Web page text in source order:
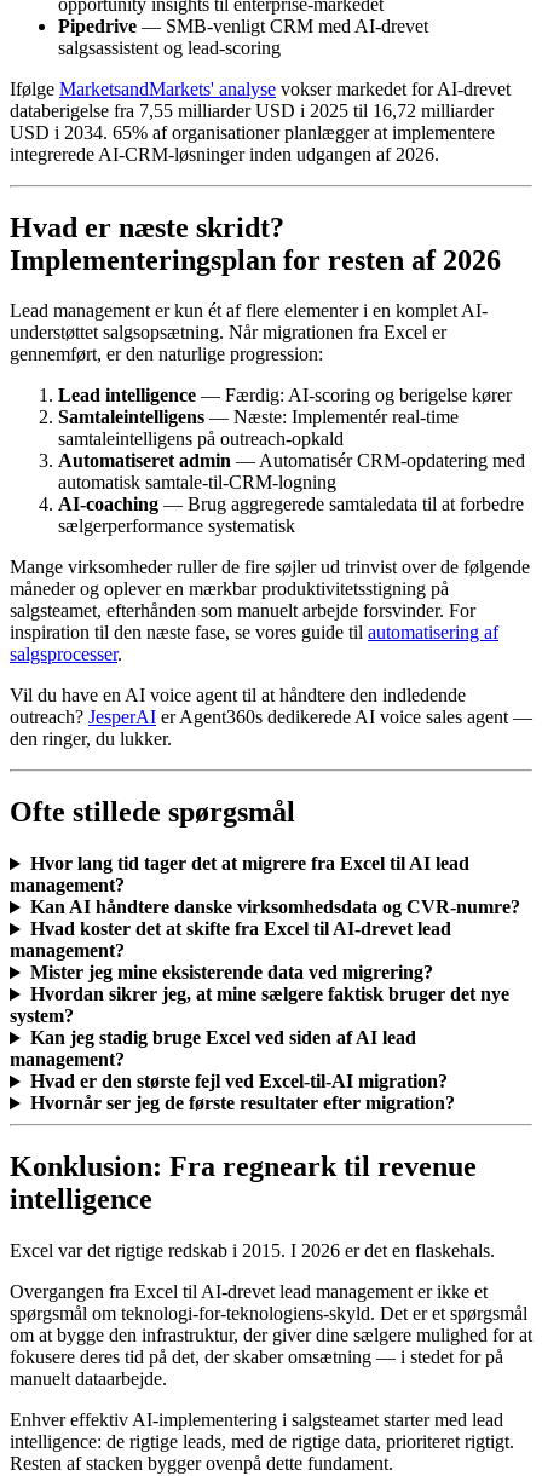
Pipedrive — SMB-venligt CRM med AI-drevet
salgsassistent og lead-scoring
Ifølge MarketsandMarkets' analyse vokser markedet for AI-drevet
databerigelse fra 7,55 milliarder USD i 2025 til 16,72 milliarder
USD i 2034. 65% af organisationer planlægger at implementere
integrerede AI-CRM-løsninger inden udgangen af 2026.
Hvad er næste skridt?
Implementeringsplan for resten af 2026
Lead management er kun ét af flere elementer i en komplet AI-
understøttet salgsopsætning. Når migrationen fra Excel er
gennemført, er den naturlige progression:
Lead intelligence — Færdig: AI-scoring og berigelse kører
Samtaleintelligens — Næste: Implementér real-time
samtaleintelligens på outreach-opkald
Automatiseret admin — Automatisér CRM-opdatering med
automatisk samtale-til-CRM-logning
AI-coaching — Brug aggregerede samtaledata til at forbedre
sælgerperformance systematisk
Mange virksomheder ruller de fire søjler ud trinvist over de følgende
måneder og oplever en mærkbar produktivitetsstigning på
salgsteamet, efterhånden som manuelt arbejde forsvinder. For
inspiration til den næste fase, se vores guide til automatisering af
salgsprocesser.
Vil du have en AI voice agent til at håndtere den indledende
outreach? JesperAI er Agent360s dedikerede AI voice sales agent —
den ringer, du lukker.
Ofte stillede spørgsmål
Hvor lang tid tager det at migrere fra Excel til AI lead
management?
Kan AI håndtere danske virksomhedsdata og CVR-numre?
Hvad koster det at skifte fra Excel til AI-drevet lead
management?
Mister jeg mine eksisterende data ved migrering?
Hvordan sikrer jeg, at mine sælgere faktisk bruger det nye
system?
Kan jeg stadig bruge Excel ved siden af AI lead
management?
Hvad er den største fejl ved Excel-til-AI migration?
Hvornår ser jeg de første resultater efter migration?
Konklusion: Fra regneark til revenue
intelligence
Excel var det rigtige redskab i 2015. I 2026 er det en flaskehals.
Overgangen fra Excel til AI-drevet lead management er ikke et
spørgsmål om teknologi-for-teknologiens-skyld. Det er et spørgsmål
om at bygge den infrastruktur, der giver dine sælgere mulighed for at
fokusere deres tid på det, der skaber omsætning — i stedet for på
manuelt dataarbejde.
Enhver effektiv AI-implementering i salgsteamet starter med lead
intelligence: de rigtige leads, med de rigtige data, prioriteret rigtigt.
Resten af stacken bygger ovenpå dette fundament.